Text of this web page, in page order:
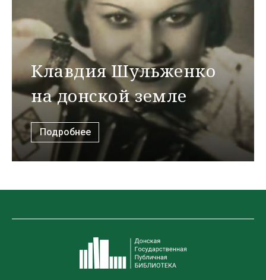
Клавдия Шульженко
на донской земле
Подробнее